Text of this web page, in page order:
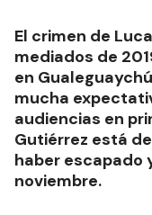
El crimen de
mediados de
en
mucha
audiencias en
Gutiérrez está
haber escapado
noviembre.